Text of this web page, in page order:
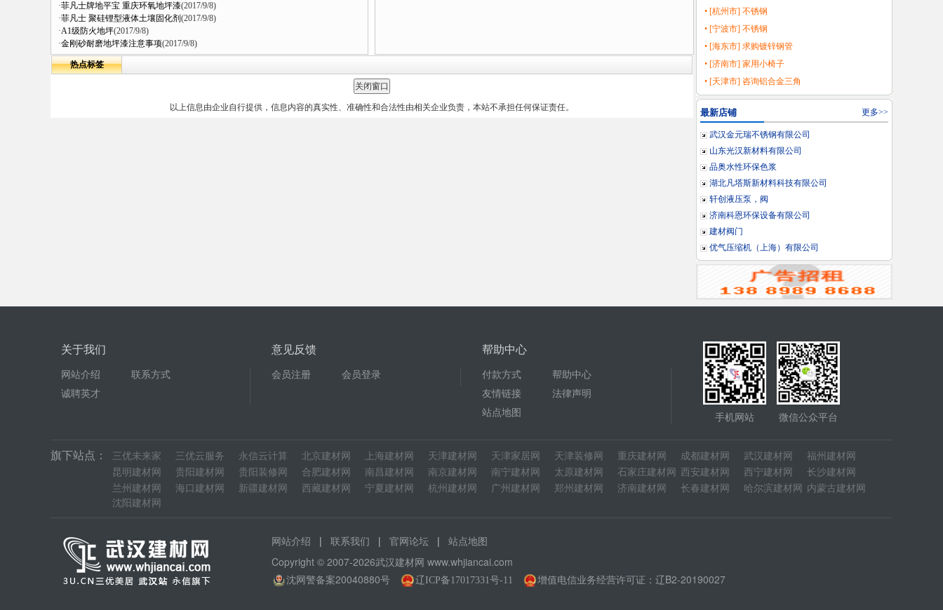
·菲凡士牌地平宝 重庆环氧地坪漆(2017/9/8)
·菲凡士 聚硅锂型液体土壤固化剂 (2017/9/8)
·A1级防火地坪(2017/9/8)
·金刚砂耐磨地坪漆注意事项(2017/9/8)
热点标签
以上信息由企业自行提供，信息内容的真实性、准确性和合法性由相关企业负责，本站不承担任何保证责任。
• [杭州市] 不锈钢
• [宁波市] 不锈钢
• [海东市] 求购镀锌钢管
• [济南市] 家用小椅子
• [天津市] 咨询铝合金三角
最新店铺 更多>>
武汉金元瑞不锈钢有限公司
山东光汉新材料有限公司
品奥水性环保色浆
湖北凡塔斯新材料科技有限公司
轩创液压泵，阀
济南科恩环保设备有限公司
建材阀门
优气压缩机（上海）有限公司
关于我们
网站介绍
联系方式
诚聘英才
意见反馈
会员注册 会员登录
帮助中心
付款方式
帮助中心
友情链接
法律声明
站点地图
手机网站 微信公众平台
旗下站点： 三优未来家 三优云服务 永信云计算 北京建材网 上海建材网 天津建材网 天津家居网 天津装修网 重庆建材网 成都建材网 武汉建材网
福州建材网
昆明建材网
贵阳建材网 贵阳装修网 合肥建材网 南昌建材网 南京建材网 南宁建材网 太原建材网 石家庄建材网 西安建材网 西宁建材网
长沙建材网
兰州建材网
海口建材网 新疆建材网 西藏建材网 宁夏建材网 杭州建材网 广州建材网 郑州建材网 济南建材网 长春建材网 哈尔滨建材网
内蒙古建材网
沈阳建材网
网站介绍 | 联系我们 | 官网论坛 | 站点地图
Copyright © 2007-2026武汉建材网 www.whjiancai.com
沈网警备案20040880号
辽ICP备17017331号-11 增值电信业务经营许可证：辽B2-20190027